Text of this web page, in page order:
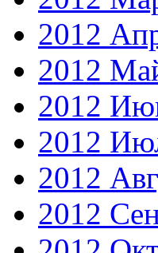
2012
2012
2012
2012
2012
2012